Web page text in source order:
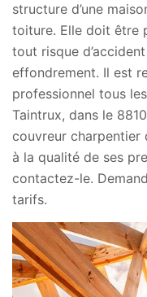
structure d’une
toiture. Elle doit être
tout risque
effondrement. Il est
professionnel tous
Taintrux, dans le
couvreur charpentier
à la qualité de ses
contactez-le.
tarifs.